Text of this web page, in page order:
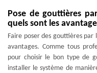
Pose de gouttières
quels sont les
Faire poser des gouttières
avantages. Comme tous
pour choisir le bon type de
installer le système de